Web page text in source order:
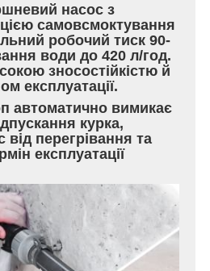
насос з
самовсмоктування
робочий тиск 90-
води до 420 л/год.
зносостійкістю й
експлуатації.
автоматично вимикає
курка,
перегрівання та
експлуатації